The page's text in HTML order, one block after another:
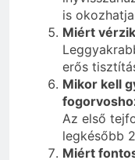
is
Miért
erős
Mikor kell
Az első
legkésőbb
Miért